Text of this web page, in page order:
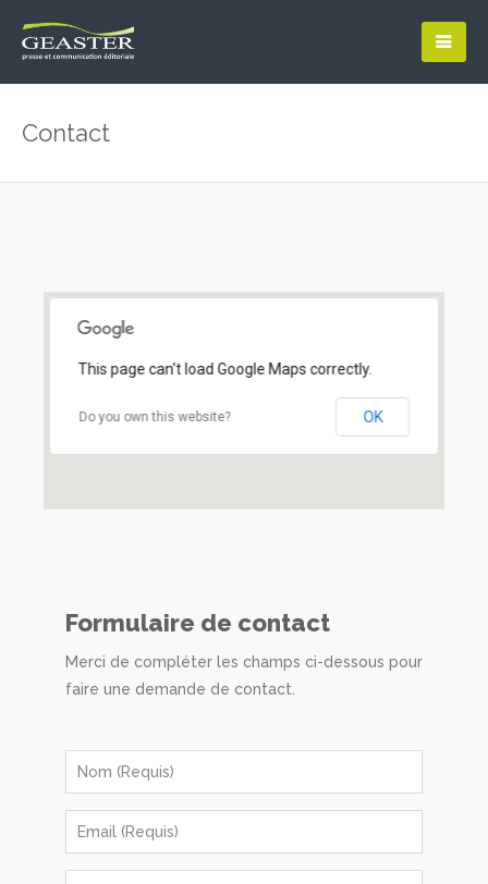
Contact
This page can't load Google Maps correctly.
Do you own this website? OK
Formulaire de contact
Merci de compléter les champs ci-dessous pour
faire une demande de contact.